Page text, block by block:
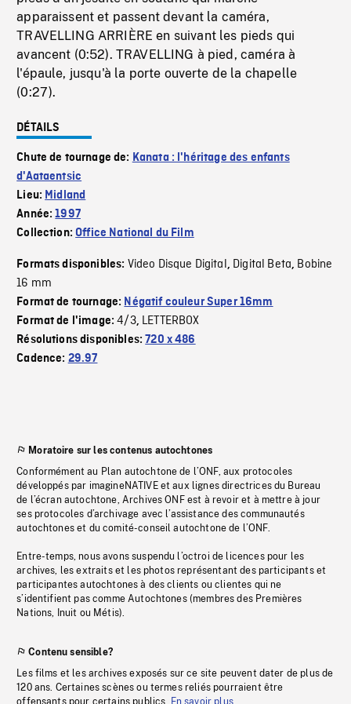
apparaissent et passent devant la caméra,
TRAVELLING ARRIÈRE en suivant les pieds qui
avancent (0:52). TRAVELLING à pied, caméra à
l'épaule, jusqu'à la porte ouverte de la chapelle
(0:27).
DÉTAILS
Chute de tournage de: Kanata : l'héritage des enfants
d'Aataentsic
Lieu: Midland
Année:1997
Collection:Office National du Film
Formats disponibles: Video Disque Digital, Digital Beta, Bobine
16 mm
Format de tournage: Négatif couleur Super 16mm
Format de l'image:4/3, LETTERBOX
Résolutions disponibles:720 x 486
Cadence: 29.97
Moratoire sur les contenus autochtones
Conformément au Plan autochtone de l’ONF, aux protocoles
développés par imagineNATIVE et aux lignes directrices du Bureau
de l’écran autochtone, Archives ONF est à revoir et à mettre à jour
ses protocoles d’archivage avec l’assistance des communautés
autochtones et du comité-conseil autochtone de l’ONF.
Entre-temps, nous avons suspendu l’octroi de licences pour les
archives, les extraits et les photos représentant des participants et
participantes autochtones à des clients ou clientes qui ne
s’identifient pas comme Autochtones (membres des Premières
Nations, Inuit ou Métis).
Contenu sensible?
Les films et les archives exposés sur ce site peuvent dater de plus de
120 ans. Certaines scènes ou termes reliés pourraient être
offensants pour certains publics.
En savoir plus